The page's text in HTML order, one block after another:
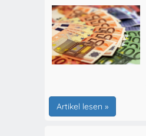
Artikel lesen »